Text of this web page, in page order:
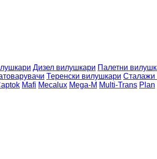
Дизел вилушкари Палетни
Теренски вилушкари Сталажи
Mafi Mecalux Mega-M Multi-Trans Plan